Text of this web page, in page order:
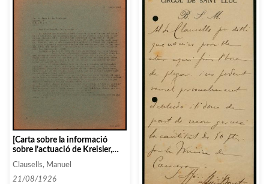
[Carta sobre la informació
sobre l’actuació de Kreisler,
que no és del tot certa i sobre
la disposició de Casals per
actuar a Bilbao]
Clausells, Manuel
21/08/1926